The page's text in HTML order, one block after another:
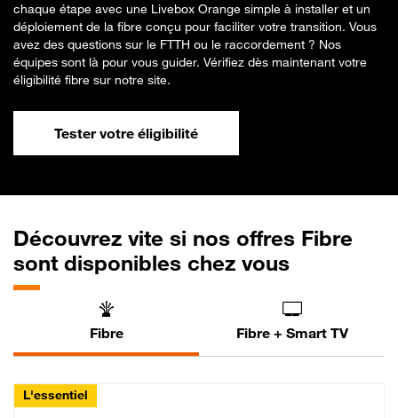
chaque étape avec une Livebox Orange simple à installer et un
déploiement de la fibre conçu pour faciliter votre transition. Vous
avez des questions sur le FTTH ou le raccordement ? Nos
équipes sont là pour vous guider. Vérifiez dès maintenant votre
éligibilité fibre sur notre site.
Tester votre éligibilité
Découvrez vite si nos offres Fibre
sont disponibles chez vous
Fibre Fibre + Smart TV
L'essentiel